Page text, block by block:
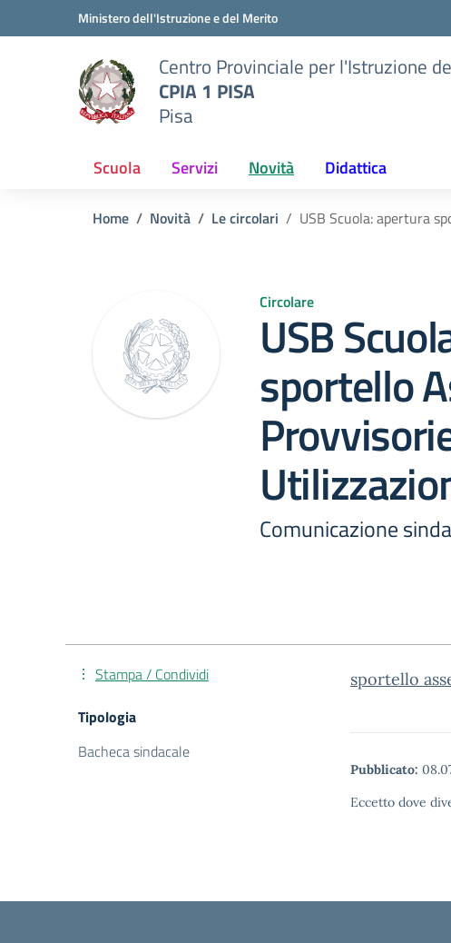
Vai ai contenuti
Vai al menu di navigazioneMinistero dell'Istruzione e del Merito
Centro Provinciale per l'Istruzione
CPIA 1 PISA
Pisa
Scuola Servizi Novità Didattica
Home Novità Le circolari USB Scuola: apertura
Circolare
USB
sportello
Comunicazione
sportello
Pubblicato:
Eccetto dove
Stampa / Condividi
Tipologia
Bacheca sindacale